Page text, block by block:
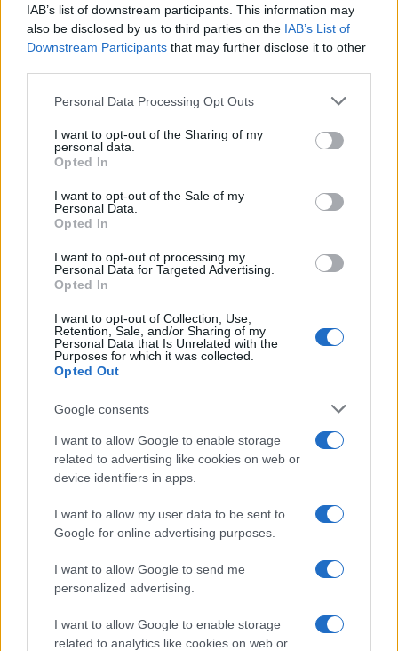
IAB’s list of downstream participants. This information may
also be disclosed by us to third parties on the IAB’s List of
Downstream Participants that may further disclose it to other
Please note that this website/app uses one or more Google
not limited to your visit or usage behaviour. You may click to
grant or deny consent to Google and its third-party tags to
use your data for below specified purposes in below Google
consent section.
Personal Data Processing Opt Outs
I want to opt-out of the Sharing of my
personal data.
Opted In
I want to opt-out of the Sale of my
Personal Data.
Opted In
I want to opt-out of processing my
Personal Data for Targeted Advertising.
Opted In
I want to opt-out of Collection, Use,
Retention, Sale, and/or Sharing of my
Personal Data that Is Unrelated with the
Purposes for which it was collected.
Opted Out
Google consents
I want to allow Google to enable storage
related to advertising like cookies on web or
device identifiers in apps.
I want to allow my user data to be sent to
Google for online advertising purposes.
I want to allow Google to send me
personalized advertising.
I want to allow Google to enable storage
related to analytics like cookies on web or
είμαι χαρούμενος με ένα
HELLENiQ ENERGY: Κέρδη 393 εκατ. ευρώ στο α' εξάμηνο –
14% ο τζίρος στο α'
εξάμηνο, στα 4,3 δισ. ευρώ
– Στα 446 εκατ. ευρώ τα